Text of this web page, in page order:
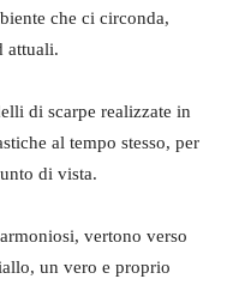
che ci circonda,
attuali.
di scarpe realizzate in
al tempo stesso, per
di vista.
vertono verso
un vero e proprio